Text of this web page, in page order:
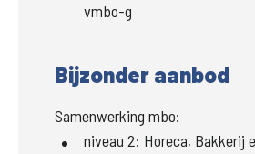
vmbo-g
Bijzonder aanbod
Samenwerking mbo:
niveau 2: Horeca, Bakkerij